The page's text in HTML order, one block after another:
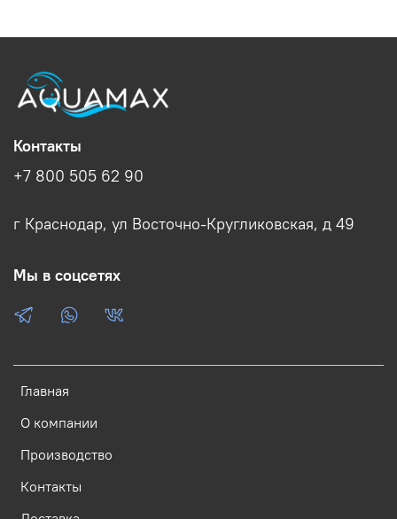
Главная
О компании
Производство
Контакты
Контакты
+7 800 505 62 90
г Краснодар, ул Восточно-Кругликовская, д 49
Мы в соцсетях